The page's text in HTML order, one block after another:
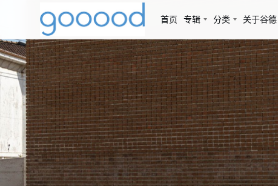
首页 专辑 分类 关于谷德